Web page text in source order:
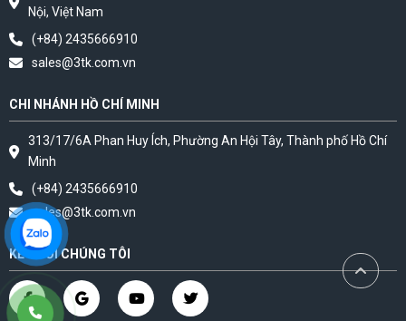
Nội, Việt Nam
(+84) 2435666910
sales@3tk.com.vn
CHI NHÁNH HỒ CHÍ MINH
313/17/6A Phan Huy Ích, Phường An Hội Tây, Thành phố Hồ Chí
Minh
(+84) 2435666910
sales@3tk.com.vn
KẾT NỐI CHÚNG TÔI